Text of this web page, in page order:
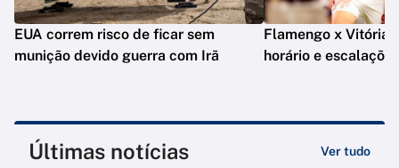
EUA correm risco de ficar sem
munição devido guerra com Irã
Flamengo x Vitória:
horário e escalações
Últimas notícias Ver tudo